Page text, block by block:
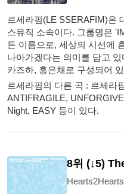
르세라핌(LE SSERAFIM)은
스뮤직 소속이다. 그룹명은
든 이름으로, 세상의 시선에
나아가겠다는 의미를 담고
카즈하, 홍은채로 구성되어
르세라핌의 다른 곡 : 르세라
ANTIFRAGILE,
Night, EASY 등이 있다.
8위 (↓5)
Hearts2Hearts